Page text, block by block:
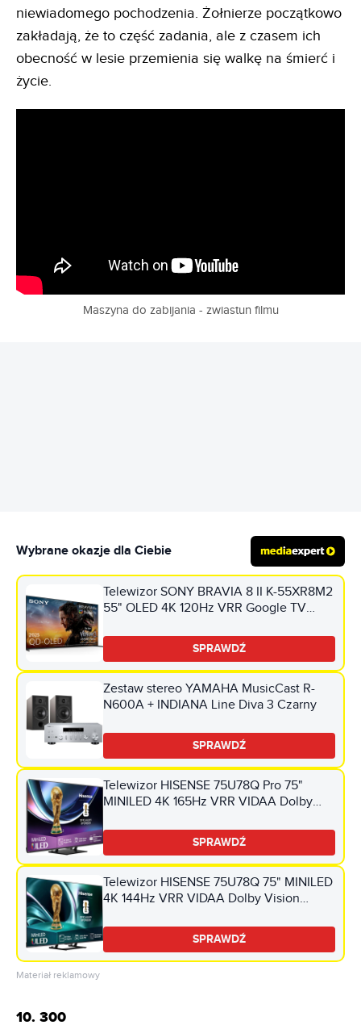
niewiadomego pochodzenia. Żołnierze początkowo
zakładają, że to część zadania, ale z czasem ich
obecność w lesie przemienia się walkę na śmierć i
życie.
Maszyna do zabijania - zwiastun filmu
Wybrane okazje dla Ciebie
Telewizor SONY BRAVIA 8 II K-55XR8M2
55" OLED 4K 120Hz VRR Google TV
SPRAWDŹ
Zestaw stereo YAMAHA MusicCast R-
N600A + INDIANA Line Diva 3 Czarny
SPRAWDŹ
Telewizor HISENSE 75U78Q Pro 75"
MINILED 4K 165Hz VRR VIDAA Dolby
SPRAWDŹ
Telewizor HISENSE 75U78Q 75" MINILED
4K 144Hz VRR VIDAA Dolby Vision
SPRAWDŹ
Materiał reklamowy
10. 300